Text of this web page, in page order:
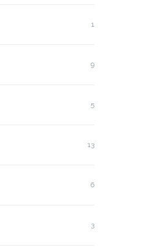
1
9
5
13
6
3